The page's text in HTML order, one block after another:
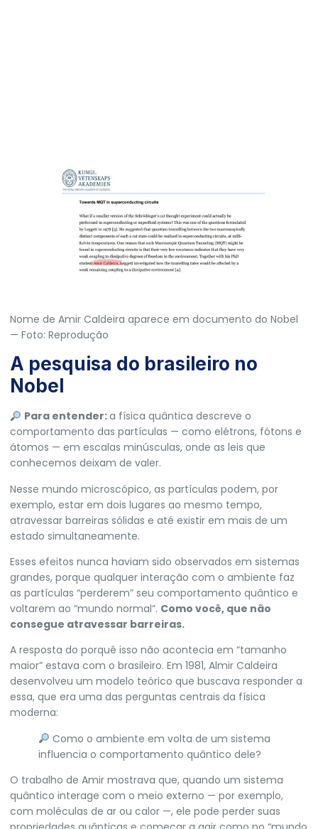
Nome de Amir Caldeira aparece em documento do Nobel
— Foto: Reprodução
A pesquisa do brasileiro no
Nobel
Para entender:a física quântica descreve o
comportamento das partículas — como elétrons, fótons e
átomos — em escalas minúsculas, onde as leis que
conhecemos deixam de valer.
Nesse mundo microscópico, as partículas podem, por
exemplo, estar em dois lugares ao mesmo tempo,
atravessar barreiras sólidas e até existir em mais de um
estado simultaneamente.
Esses efeitos nunca haviam sido observados em sistemas
grandes, porque qualquer interação com o ambiente faz
as partículas “perderem” seu comportamento quântico e
voltarem ao “mundo normal”. Como você, que não
consegue atravessar barreiras.
A resposta do porquê isso não acontecia em “tamanho
maior” estava com o brasileiro. Em 1981, Almir Caldeira
desenvolveu um modelo teórico que buscava responder a
essa, que era uma das perguntas centrais da física
moderna:
Como o ambiente em volta de um sistema
influencia o comportamento quântico dele?
O trabalho de Amir mostrava que, quando um sistema
quântico interage com o meio externo — por exemplo,
com moléculas de ar ou calor —, ele pode perder suas